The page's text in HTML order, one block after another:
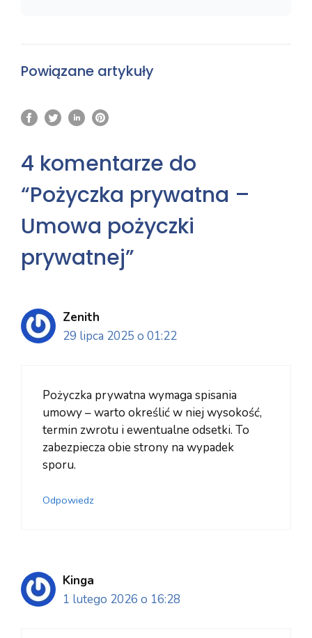
Powiązane artykuły
4 komentarze do
“Pożyczka prywatna –
Umowa pożyczki
prywatnej”
Zenith
29 lipca 2025 o 01:22
Pożyczka prywatna wymaga spisania
umowy – warto określić w niej wysokość,
termin zwrotu i ewentualne odsetki. To
zabezpiecza obie strony na wypadek
sporu.
Odpowiedz
Kinga
1 lutego 2026 o 16:28